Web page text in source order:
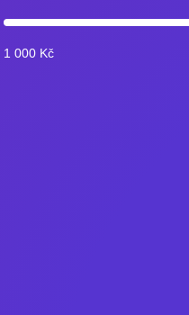
1 000 Kč